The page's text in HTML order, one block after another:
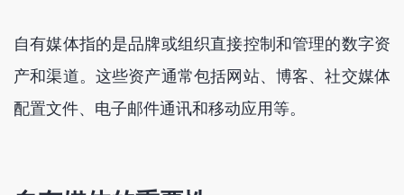
自有媒体指的是品牌或组织直接控制和管理的数字资
产和渠道。这些资产通常包括网站、博客、社交媒体
配置文件、电子邮件通讯和移动应用等。